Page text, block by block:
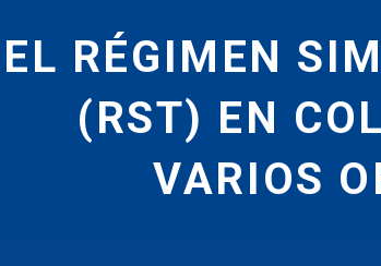
EL RÉGIMEN
(RST) EN
VARIOS